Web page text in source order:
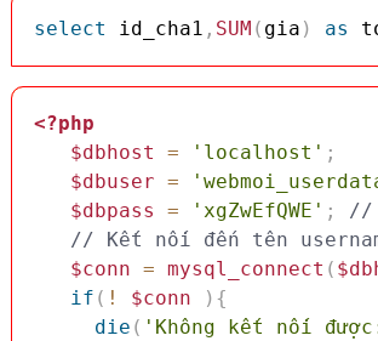
select id_cha1 , SUM ( gia ) as
<?php
$dbhost
= 'localhost' ;
$dbuser =
$dbpass
= 'xgZwEfQWE' ;
//
// Kết nối đến tên
$conn = mysql_connect (
if ( ! $conn ) {
die ( 'Không kết nối